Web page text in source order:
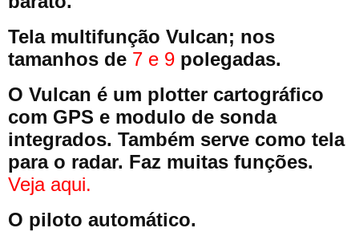
Tela multifunção Vulcan; nos
tamanhos de 7 e 9 polegadas.
O Vulcan é um plotter cartográfico
com GPS e modulo de sonda
integrados. Também serve como tela
para o radar. Faz muitas funções.
Veja aqui.
O piloto automático.